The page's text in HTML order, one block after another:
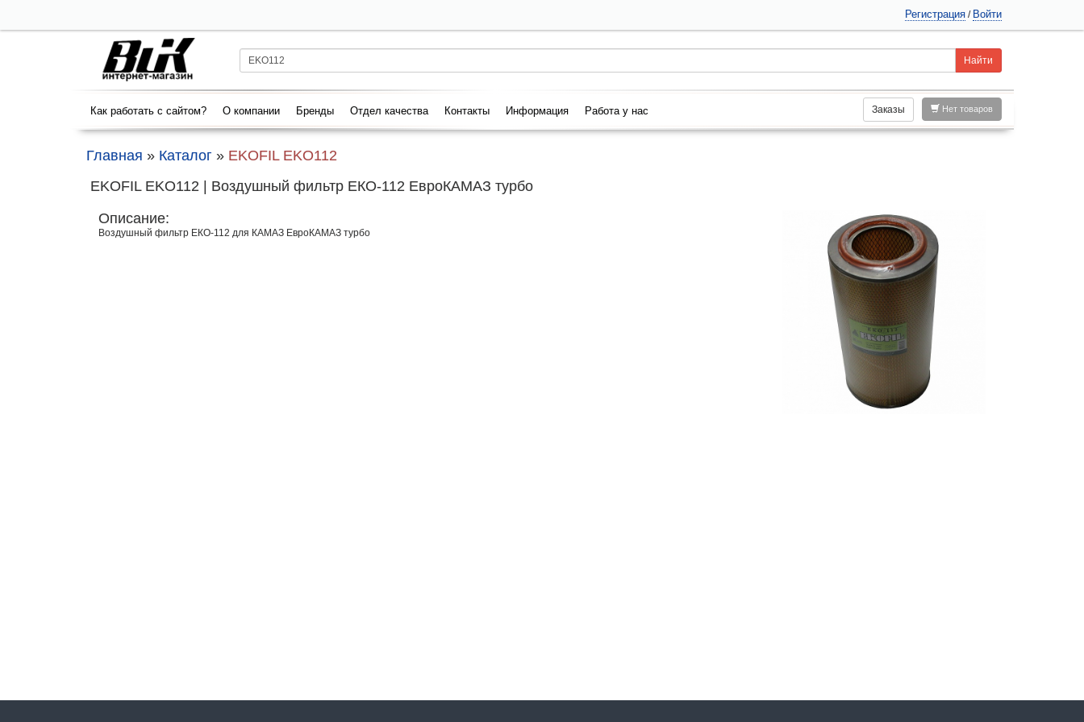
Регистрация / Войти
Как работать с сайтом? О компании Бренды Отдел качества Контакты Информация Работа у нас Нет товаров
Заказы
Главная » Каталог » EKOFIL EKO112
EKOFIL EKO112 | Воздушный фильтр ЕКО-112 ЕвроКАМАЗ турбо
Описание:
Воздушный фильтр ЕКО-112 для КАМАЗ ЕвроКАМАЗ турбо